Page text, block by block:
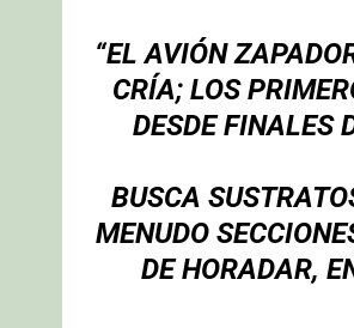
“EL AVIÓN
CRÍA; LOS
DESDE FINALES
BUSCA
MENUDO
DE HORADAR,